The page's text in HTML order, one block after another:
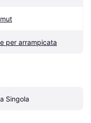
per arrampicata
Singola